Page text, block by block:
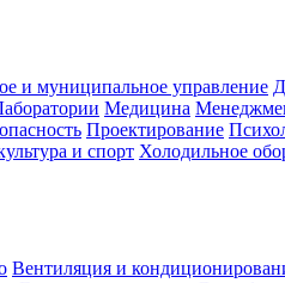
и муниципальное управление
Медицина
Проектирование
и спорт Холодильное
Вентиляция и